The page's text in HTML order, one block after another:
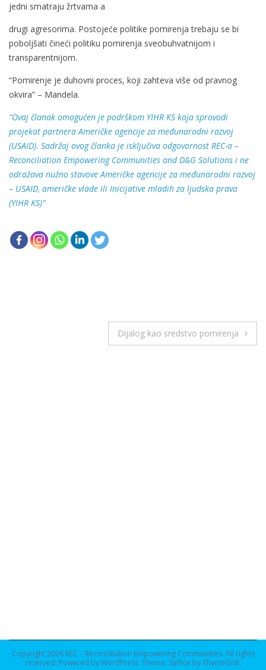
jedni smatraju žrtvama a
drugi agresorima. Postojeće politike pomirenja trebaju se bi
poboljšati čineći politiku pomirenja sveobuhvatnijom i
transparentnijom.
“Pomirenje je duhovni proces, koji zahteva više od pravnog
okvira” – Mandela.
“Ovaj članak omogućen je podrškom YIHR KS koja sprovodi
projekat partnera Američke agencije za međunarodni razvoj
(USAID). Sadržaj ovog članka je isključiva odgovornost REC-a –
Reconciliation Empowering Communities and D&G Solutions i ne
odražava nužno stavove Američke agencije za međunarodni razvoj
– USAID, američke vlade ili Inicijative mladih za ljudska prava
(YIHR KS)”
Dijalog kao sredstvo pomirenja
Copyright 2026 REC – Reconciliation Empowering Communities. All rights
reserved. Powered byWordPress. Theme: Suffice byThemeGrill.